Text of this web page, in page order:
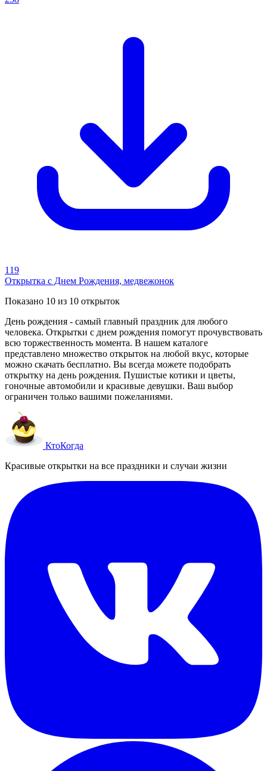
119
Открытка с Днем Рождения, медвежонок
Показано 10 из 10 открыток
День рождения - самый главный праздник для любого
человека. Открытки с днем рождения помогут прочувствовать
всю торжественность момента. В нашем каталоге
представлено множество открыток на любой вкус, которые
можно скачать бесплатно. Вы всегда можете подобрать
открытку на день рождения. Пушистые котики и цветы,
гоночные автомобили и красивые девушки. Ваш выбор
ограничен только вашими пожеланиями.
КтоКогда
Красивые открытки на все праздники и случаи жизни